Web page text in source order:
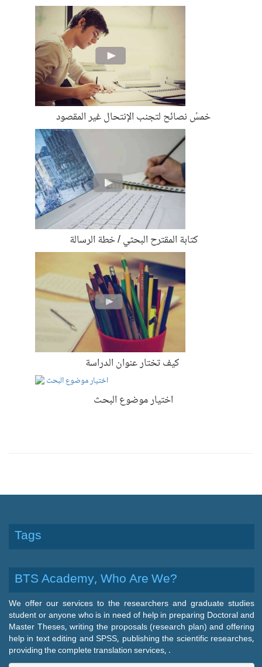
خمسُ نصائح لتجنب الإنتحال غير المقصود
كتابة المقترح البحثي / خطة الرسالة
كيف تختار عنوان الدراسة
اختيار موضوع البحث
Tags
BTS Academy, Who Are We?
We offer our services to the researchers and graduate studies
student or anyone who is in need of help in preparing Doctoral and
Master Theses, writing the proposals (research plan) and offering
help in text editing and SPSS, publishing the scientific researches,
providing the complete translation services, .